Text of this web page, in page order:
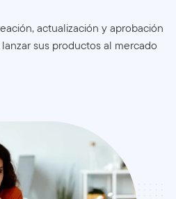
actualización y aprobación
sus productos al mercado